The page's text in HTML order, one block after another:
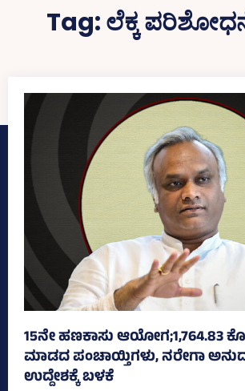
Tag:ಲೆಕ್ಕ
15ನೇ ಹಣಕಾಸು ಆಯೋಗ;1,764.83
ಮಾಡದ ಪಂಚಾಯ್ತಿಗಳು, ನರೇಗಾ
ಉದ್ದೇಶಕ್ಕೆ ಬಳಕೆ